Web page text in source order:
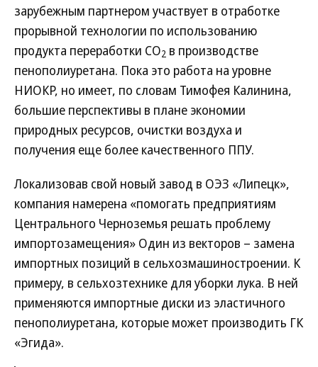
зарубежным партнером участвует в отработке
прорывной технологии по использованию
продукта переработки CO2 в производстве
пенополиуретана. Пока это работа на уровне
НИОКР, но имеет, по словам Тимофея Калинина,
большие перспективы в плане экономии
природных ресурсов, очистки воздуха и
получения еще более качественного ППУ.
Локализовав свой новый завод в ОЭЗ «Липецк»,
компания намерена «помогать предприятиям
Центрального Черноземья решать проблему
импортозамещения» Один из векторов – замена
импортных позиций в сельхозмашиностроении. К
примеру, в сельхозтехнике для уборки лука. В ней
применяются импортные диски из эластичного
пенополиуретана, которые может производить ГК
«Эгида».